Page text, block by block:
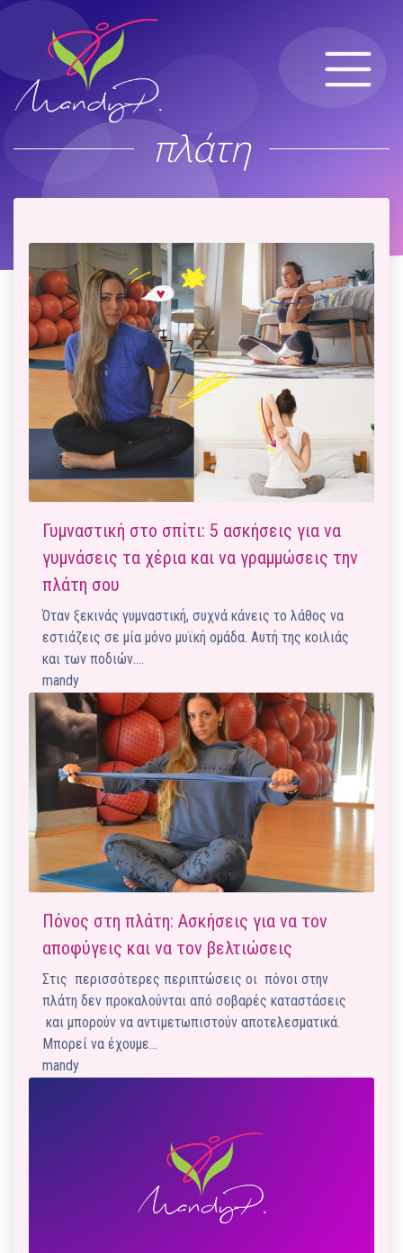
πλάτη
Γυμναστική στο σπίτι: 5 ασκήσεις για να
γυμνάσεις τα χέρια και να γραμμώσεις την
πλάτη σου
Όταν ξεκινάς γυμναστική, συχνά κάνεις το λάθος να
εστιάζεις σε μία μόνο μυϊκή ομάδα. Αυτή της κοιλιάς
και των ποδιών.…
mandy
Πόνος στη πλάτη: Ασκήσεις για να τον
αποφύγεις και να τον βελτιώσεις
Στις περισσότερες περιπτώσεις οι πόνοι στην
πλάτη δεν προκαλούνται από σοβαρές καταστάσεις
και μπορούν να αντιμετωπιστούν αποτελεσματικά.
Μπορεί να έχουμε…
mandy